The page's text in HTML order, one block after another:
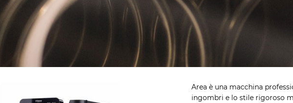
Area è una macchina
ingombri e lo stile rigoroso